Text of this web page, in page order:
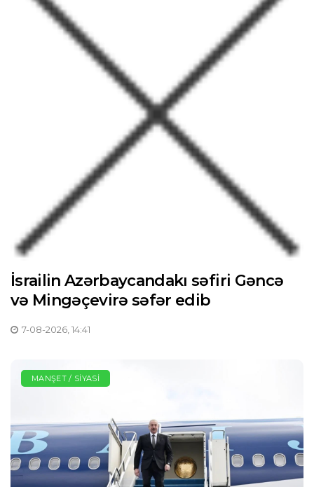
İsrailin Azərbaycandakı səfiri Gəncə
və Mingəçevirə səfər edib
7-08-2026, 14:41
MANŞET / SIYASI